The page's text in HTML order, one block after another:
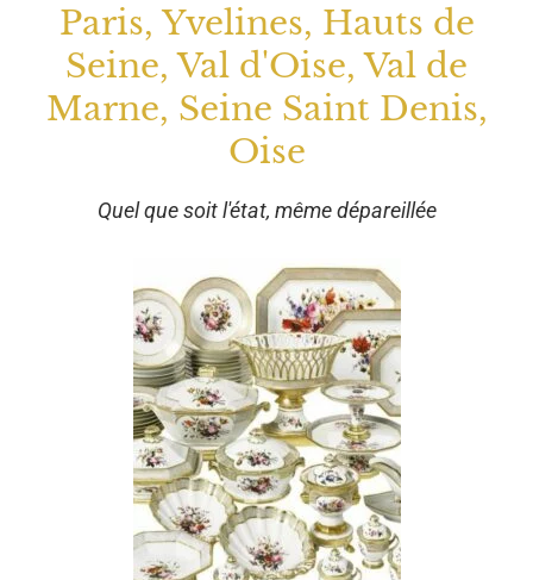
Paris, Yvelines, Hauts de
Seine, Val d'Oise, Val de
Marne, Seine Saint Denis,
Oise
Quel que soit l'état, même dépareillée